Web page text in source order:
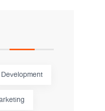
Development